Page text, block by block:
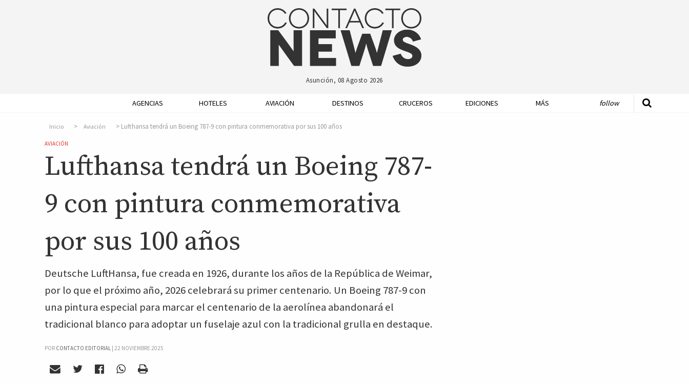
Asunción, 08 Agosto 2026
AGENCIAS HOTELES AVIACIÓN DESTINOS CRUCEROS EDICIONES MÁS follow
Inicio Aviación Lufthansa tendrá un Boeing 787-9 con pintura conmemorativa por sus 100 años
AVIACIÓN
Lufthansa tendrá un Boeing 787-
9 con pintura conmemorativa
por sus 100 años
Deutsche LuftHansa, fue creada en 1926, durante los años de la República de Weimar,
por lo que el próximo año, 2026 celebrará su primer centenario. Un Boeing 787-9 con
una pintura especial para marcar el centenario de la aerolínea abandonará el
tradicional blanco para adoptar un fuselaje azul con la tradicional grulla en destaque.
POR CONTACTO EDITORIAL | 22 NOVIEMBRE 2025